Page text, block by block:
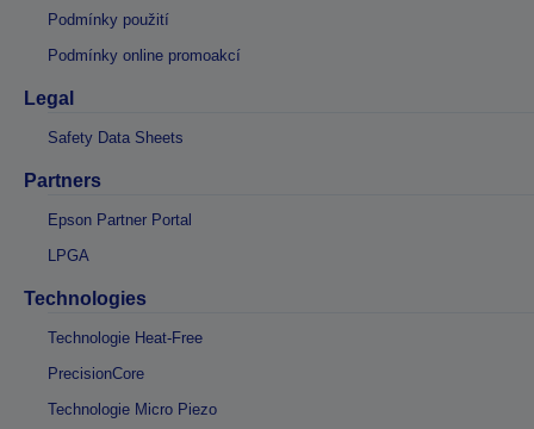
Podmínky použití
Podmínky online promoakcí
Legal
Safety Data Sheets
Partners
Epson Partner Portal
LPGA
Technologies
Technologie Heat-Free
PrecisionCore
Technologie Micro Piezo